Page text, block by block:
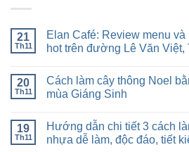
21
Th11
Elan Café: Review menu
hot trên đường Lê Văn
20
Th11
Cách làm cây thông Noel
mùa Giáng Sinh
19
Th11
Hướng dẫn chi tiết 3 cách
nhựa dễ làm, độc đáo, tiết